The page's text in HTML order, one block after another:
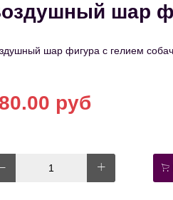
шар
шар фигура с гелием
руб